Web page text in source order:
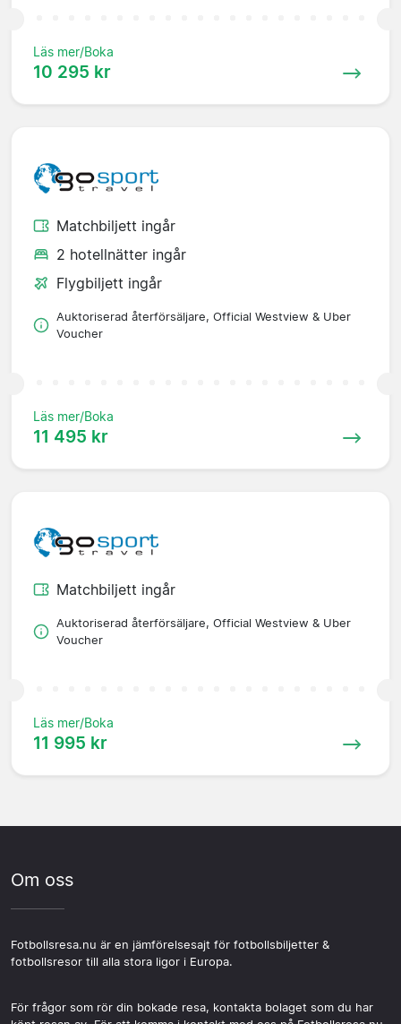
Läs mer/Boka
10 295 kr
Matchbiljett ingår
2 hotellnätter ingår
Flygbiljett ingår
Auktoriserad återförsäljare, Official Westview & Uber
Voucher
Läs mer/Boka
11 495 kr
Matchbiljett ingår
Auktoriserad återförsäljare, Official Westview & Uber
Voucher
Läs mer/Boka
11 995 kr
Om oss
Fotbollsresa.nu är en jämförelsesajt för fotbollsbiljetter &
fotbollsresor till alla stora ligor i Europa.
För frågor som rör din bokade resa, kontakta bolaget som du har